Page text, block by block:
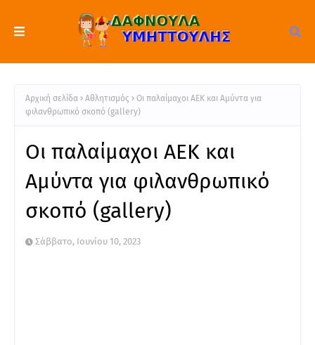
Αρχική σελίδα Αθλητισμός
Οι παλαίμαχοι ΑΕΚ και Αμύντα για
φιλανθρωπικό σκοπό (gallery)
Οι παλαίμαχοι ΑΕΚ και
Αμύντα για φιλανθρωπικό
σκοπό (gallery)
Σάββατο, Ιουνίου 10, 2023